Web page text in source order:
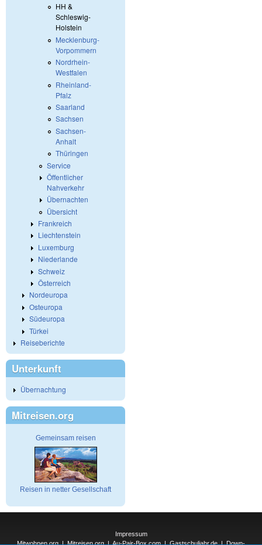
HH &
Schleswig-
Holstein
Mecklenburg-
Vorpommern
Nordrhein-
Westfalen
Rheinland-
Pfalz
Saarland
Sachsen
Sachsen-
Anhalt
Thüringen
Service
Öffentlicher
Nahverkehr
Übernachten
Übersicht
Frankreich
Liechtenstein
Luxemburg
Niederlande
Schweiz
Österreich
Nordeuropa
Osteuropa
Südeuropa
Türkei
Reiseberichte
Unterkunft
Übernachtung
Mitreisen.org
Gemeinsam reisen
Reisen in netter Gesellschaft
Impressum
Mitwohnen.org|Mitreisen.org|Au-Pair-Box.com|Gastschuljahr.de|Down-